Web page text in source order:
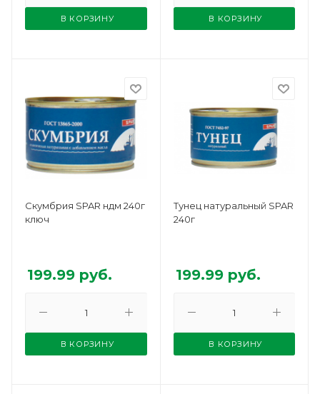
В КОРЗИНУ В КОРЗИНУ
Скумбрия SPAR ндм 240г
ключ
199.99 руб.
В КОРЗИНУ
Тунец натуральный SPAR
240г
199.99руб.
В КОРЗИНУ